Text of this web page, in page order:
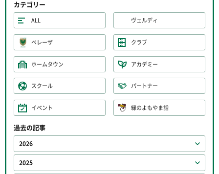
カテゴリー
ALL ヴェルディ
ベレーザ クラブ
ホームタウン アカデミー
スクール パートナー
イベント 緑のよもやま話
過去の記事
2026
2025